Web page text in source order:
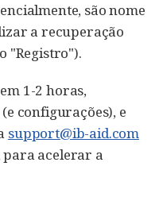
são nome
a recuperação
"Registro").
1-2 horas,
configurações), e
support@ib-aid.com
para acelerar a